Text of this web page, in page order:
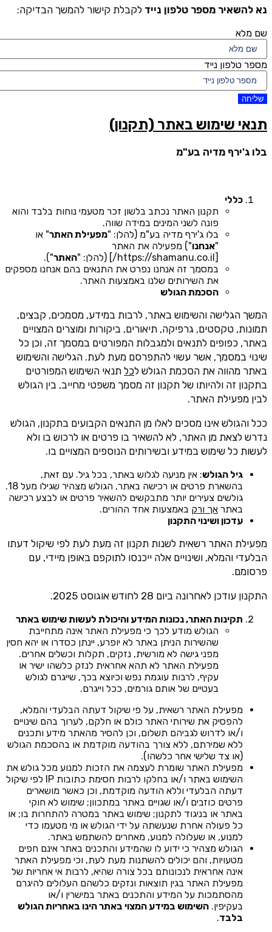
נא להשאיר מספר טלפון נייד לקבלת קישור להמשך הבדיקה:
שם מלא
מספר טלפון נייד
שליחה
תנאי שימוש באתר (תקנון)
בלו ג'ירף מדיה בע"מ
כללי
תקנון האתר נכתב בלשון זכר מטעמי נוחות בלבד והוא
פונה לשני המינים במידה שווה.
בלו ג'ירף מדיה בע"מ (להלן: "מפעילת האתר" או
"אנחנו") מפעילה את האתר
[https://shamanu.co.il/] (להלן: "
האתר").
במסמך זה אנחנו נפרט את התנאים בהם אנחנו מספקים
את השירותים שלנו באמצעות האתר.
הסכמת הגולש
המשך הגלישה והשימוש באתר, לרבות במידע, מסמכים, קבצים,
תמונות, טקסטים, גרפיקה, תיאורים, ביקורות ומוצרים המצויים
באתר, כפופים לתנאים ולמגבלות המפורטים במסמך זה, וכן כל
שינוי במסמך, אשר עשוי להתפרסם מעת לעת. הגלישה והשימוש
באתר מהווה את הסכמת הגולש לכל תנאי השימוש המפורטים
בתקנון זה ולהיותו של תקנון זה מסמך משפטי מחייב, בין הגולש
לבין מפעילת האתר.
ככל והגולש אינו מסכים לאלו מן התנאים הקבועים בתקנון, הגולש
נדרש לצאת מן האתר, לא להשאיר בו פרטים או לרכוש בו ולא
לעשות כל שימוש במידע ובשירותים הנוספים המצויים בו.
גיל הגולש: אין מניעה לגלוש באתר, בכל גיל. עם זאת,
בהשארת פרטים או רכישה באתר, הגולש מצהיר שגילו מעל 18.
גולשים צעירים יותר מתבקשים להשאיר פרטים או לבצע רכישה
באתר אך ורק באמצעות אחד ההורים.
עדכון ושינוי התקנון
מפעילת האתר רשאית לשנות תקנון זה מעת לעת לפי שיקול דעתו
הבלעדי והמלא, ושינויים אלה ייכנסו לתוקפם באופן מיידי, עם
פרסומם.
התקנון עודכן לאחרונה ביום 28 לחודש אוגוסט 2025.
תקינות האתר, נכונות המידע והיכולת לעשות שימוש באתר
הגולש מודע לכך כי מפעילת האתר אינה מתחייבת
שהשירות הניתן באתר לא יופרע, יינתן כסדרו או יהא חסין
מפני גישה לא מורשית, נזקים, תקלות וכשלים אחרים.
מפעילת האתר לא תהא אחראית לנזק כלשהו ישיר או
עקיף, לרבות עוגמת נפש וכיוצא בכך, שייגרם לגולש
בעטיים של אותם גורמים, ככל וייגרם.
מפעילת האתר רשאית, על פי שיקול דעתה הבלעדי והמלא,
להפסיק את שירותי האתר כולם או חלקם, לערוך בהם שינויים
ו/או לדרוש לגביהם תשלום, וכן להסיר מהאתר מידע ותכנים
ללא שמירתם, ללא צורך בהודעה מוקדמת או בהסכמת הגולש
(או צד שלישי אחר כלשהו).
מפעילת האתר שומרת לעצמה את הזכות למנוע מכל גולש את
השימוש באתר ו/או בחלקו לרבות חסימת כתובות IP לפי שיקול
דעתה הבלעדי וללא הודעה מוקדמת, וכן כאשר מושארים
פרטים כוזבים ו/או שגויים באתר במתכוון; שימוש לא חוקי
באתר או בניגוד לתקנון; שימוש באתר במטרה להתחרות בו; או
כל פעולה אחרת שנעשתה על ידי הגולש או מי מטעמו כדי
למנוע, או שעלולה למנוע, מאחרים להשתמש באתר.
הגולש מצהיר כי ידוע לו שהמידע והתכנים באתר אינם חפים
מטעויות, והם יכולים להשתנות מעת לעת, וכי מפעילת האתר
אינה אחראית לנכונותם בכל צורה שהיא, לרבות אי אחריות של
מפעילת האתר בגין תוצאות ונזקים כלשהם העלולים להיגרם
מהסתמכות על המידע והתכנים באתר במישרין ו/או
בעקיפין. השימוש במידע המצוי באתר הינו באחריות הגולש
בלבד.